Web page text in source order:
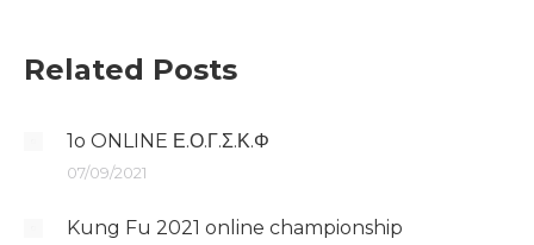
Related Posts
1o ONLINE Ε.Ο.Γ.Σ.Κ.Φ
07/09/2021
Kung Fu 2021 online championship